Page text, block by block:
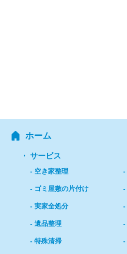
ホーム
サービス
空き家整理
ゴミ屋敷の片付け
実家全処分
遺品整理
特殊清掃